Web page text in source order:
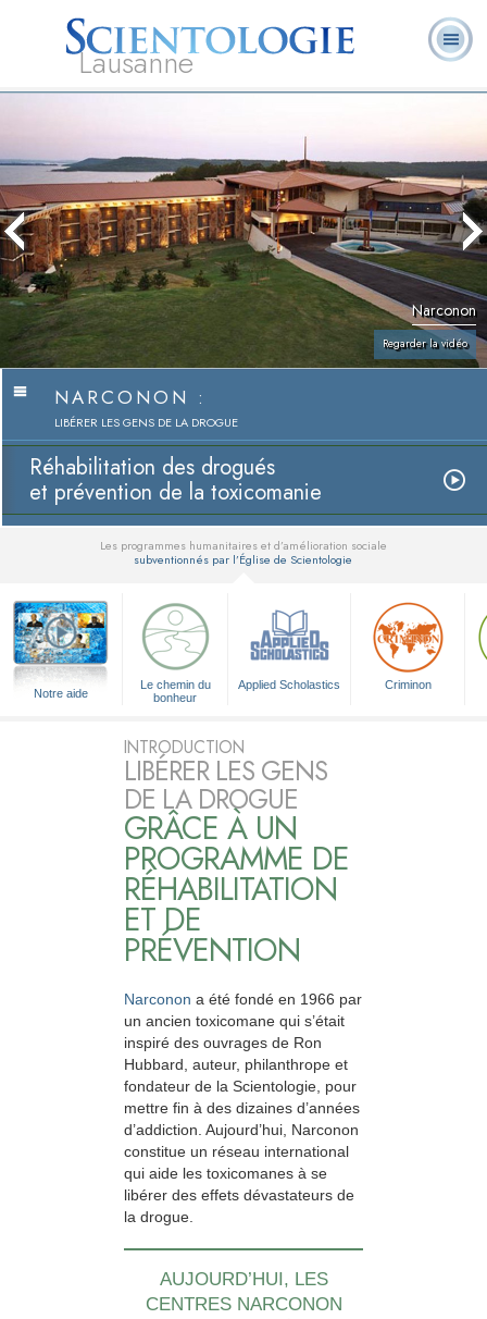
Lausanne
Narconon
Regarder la vidéo
NARCONON :
LIBÉRER LES GENS DE LA DROGUE
Réhabilitation des drogués
et prévention de la toxicomanie
Les programmes humanitaires et d’amélioration sociale
subventionnés par l’Église de Scientologie
Notre aide
Le chemin du
bonheur
Applied Scholastics Criminon
INTRODUCTION
LIBÉRER LES GENS
DE LA DROGUE
GRÂCE À UN
PROGRAMME DE
RÉHABILITATION
ET DE
PRÉVENTION
Narconon a été fondé en 1966 par
un ancien toxicomane qui s’était
inspiré des ouvrages de Ron
Hubbard, auteur, philanthrope et
fondateur de la Scientologie, pour
mettre fin à des dizaines d’années
d’addiction. Aujourd’hui, Narconon
constitue un réseau international
qui aide les toxicomanes à se
libérer des effets dévastateurs de
la drogue.
AUJOURD’HUI, LES
CENTRES NARCONON